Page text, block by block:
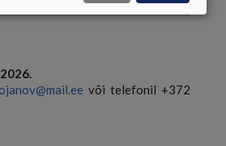
või telefonil +372